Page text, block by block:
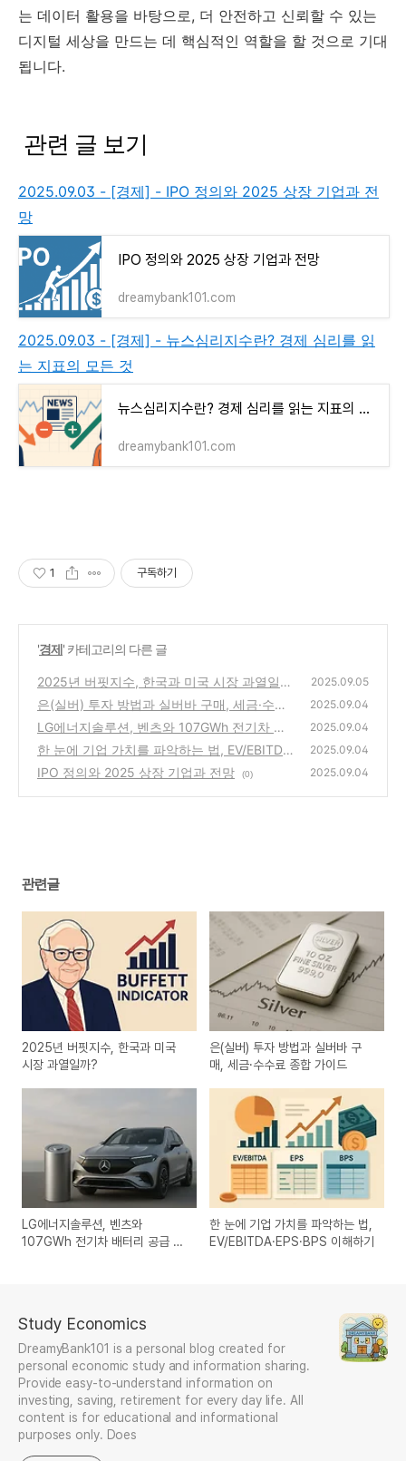
는 데이터 활용을 바탕으로, 더 안전하고 신뢰할 수 있는
디지털 세상을 만드는 데 핵심적인 역할을 할 것으로 기대
됩니다.
관련 글 보기
2025.09.03 - [경제] - IPO 정의와 2025 상장 기업과 전
망
IPO 정의와 2025 상장 기업과 전망
dreamybank101.com
2025.09.03 - [경제] - 뉴스심리지수란? 경제 심리를 읽
는 지표의 모든 것
뉴스심리지수란? 경제 심리를 읽는 지표의 모든 것
dreamybank101.com
1 구독하기
'경제' 카테고리의 다른 글
2025년 버핏지수, 한국과 미국 시장 과열일
까?
(0)
2025.09.05
은(실버) 투자 방법과 실버바 구매, 세금·수수
료 종합 가이드
(0)
2025.09.04
LG에너지솔루션, 벤츠와 107GWh 전기차 배
터리 공급 계약 체결
(0)
2025.09.04
한 눈에 기업 가치를 파악하는 법, EV/EBITDA·
EPS·BPS 이해하기
(0)
2025.09.04
IPO 정의와 2025 상장 기업과 전망 (0) 2025.09.04
관련글
2025년 버핏지수, 한국과 미국
시장 과열일까?
은(실버) 투자 방법과 실버바 구
매, 세금·수수료 종합 가이드
LG에너지솔루션, 벤츠와
107GWh 전기차 배터리 공급 계
한 눈에 기업 가치를 파악하는 법,
EV/EBITDA·EPS·BPS 이해하기
Study Economics
DreamyBank101 is a personal blog created for
personal economic study and information sharing.
Provide easy-to-understand information on
investing, saving, retirement for every day life. All
content is for educational and informational
purposes only. Does